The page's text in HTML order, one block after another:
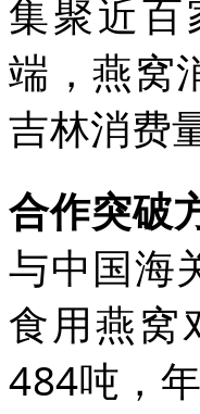
集聚近
端，燕窝
吉林消费
合作突破
与中国海
食用燕窝
484吨，